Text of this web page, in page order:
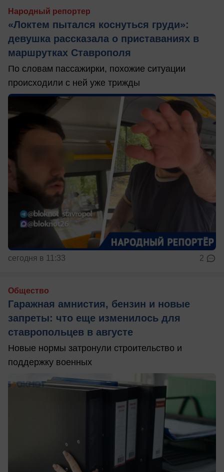
Народный репортер
«Локтем пытался коснуться груди»:
девушка рассказала о приставаниях в
маршрутках Ставрополя
По словам пассажирки, похожие ситуации
происходили с ней уже трижды
сегодня в 11:33 2
Общество
Гаражная амнистия, бензин и новые
запреты: что еще изменилось для
ставропольцев в августе
Новые нормы затронули строительство и
поддержку военных